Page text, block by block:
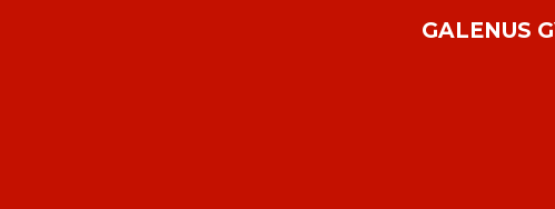
GALENUS